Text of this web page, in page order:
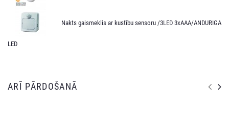
Nakts gaismeklis ar kustību sensoru /3LED 3xAAA/ANDURIGA
LED
ARĪ PĀRDOŠANĀ